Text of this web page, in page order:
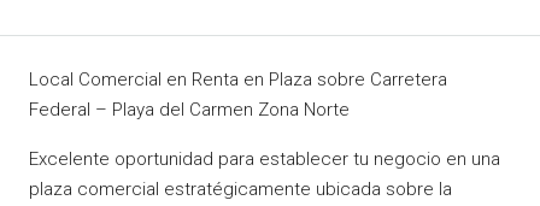
Local Comercial en Renta en Plaza sobre Carretera
Federal – Playa del Carmen Zona Norte
Excelente oportunidad para establecer tu negocio en una
plaza comercial estratégicamente ubicada sobre la